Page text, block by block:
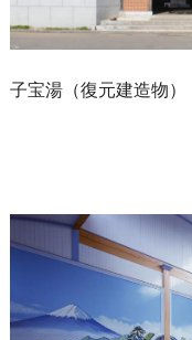
子宝湯（復元建造物）